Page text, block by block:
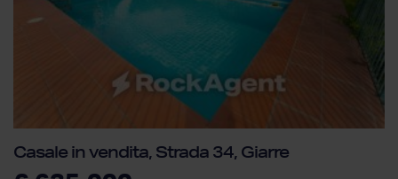
Casale in vendita, Strada 34, Giarre